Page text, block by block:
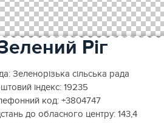
Ріг
Зеленорізька сільська рада
індекс: 19235
код: +3804747
до обласного центру: 143,4